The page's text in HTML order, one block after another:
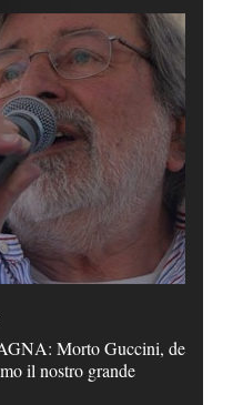
Morto Guccini, de
il nostro grande